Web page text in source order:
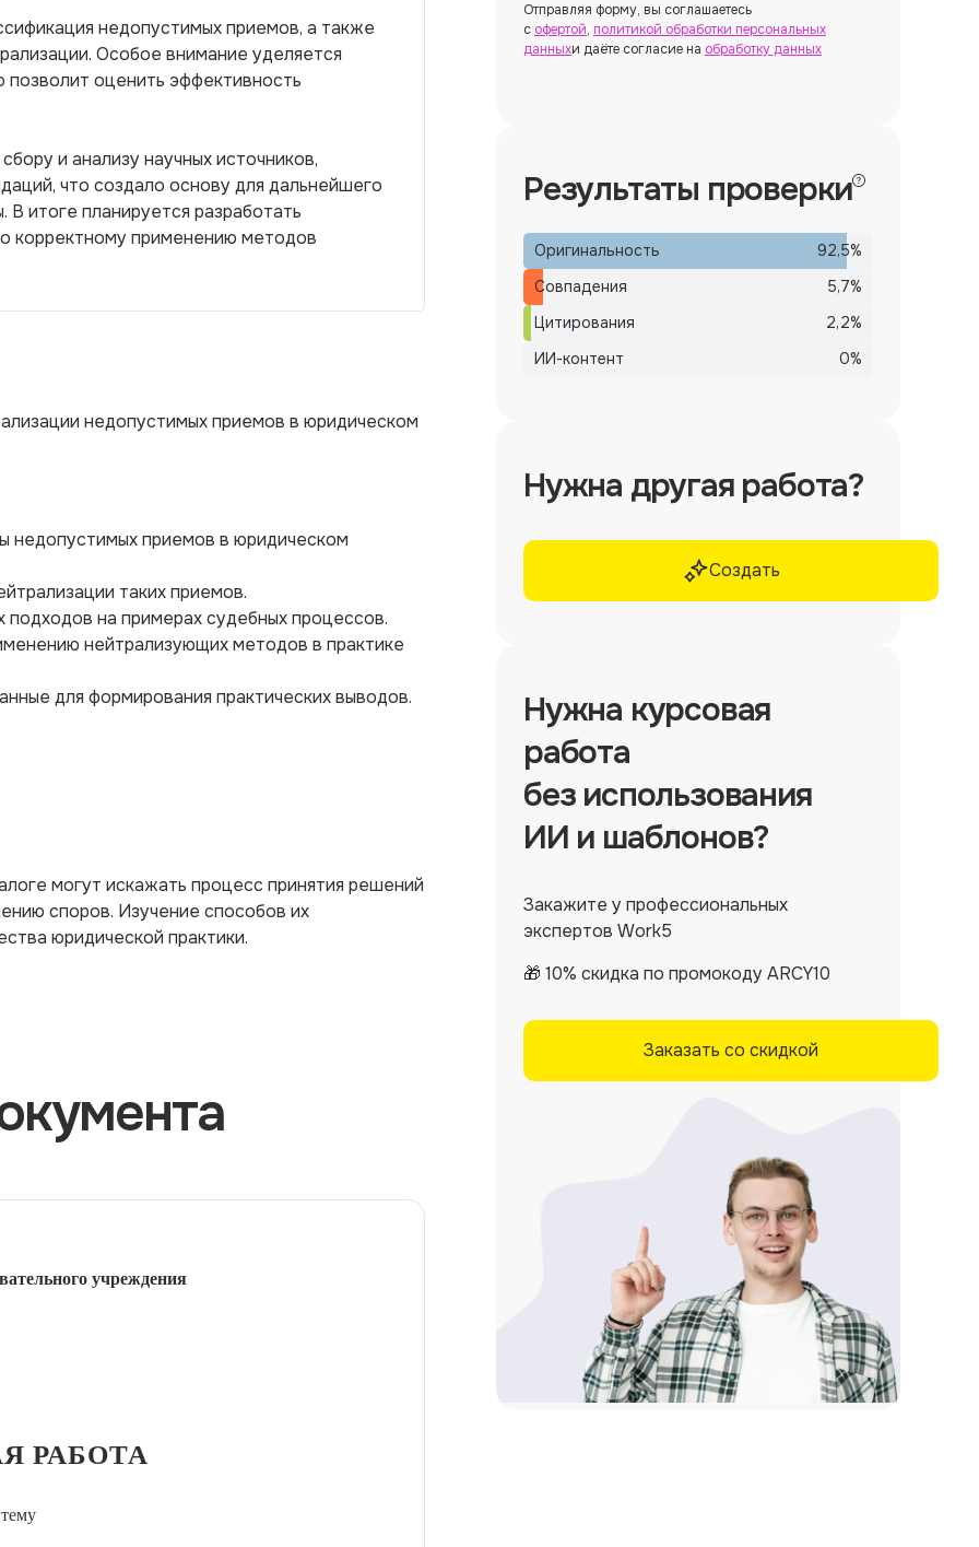
недопустимых приемов, а также
Особое внимание уделяется
позволит оценить эффективность
и анализу научных источников,
что создало основу для дальнейшего
В итоге планируется разработать
корректному применению методов
недопустимых приемов в юридическом
недопустимых приемов в юридическом
таких приемов.
подходов на примерах судебных процессов.
нейтрализующих методов в практике
для формирования практических выводов.
могут искажать процесс принятия решений
споров. Изучение способов их
юридической практики.
учреждения
РАБОТА
Отправляя форму, вы соглашаетесь
с офертой, политикой обработки персональных
данныхи даёте согласие на обработку данных
Результаты проверки
Оригинальность 92,5%
Совпадения
5,7%
Цитирования
2,2%
ИИ-контент
0%
Нужна другая работа?
Создать
Нужна курсовая
работа
без использования
ИИ и шаблонов?
Закажите у профессиональных
экспертов Work5
🎁 10% скидка по промокоду ARCY10
Заказать со скидкой